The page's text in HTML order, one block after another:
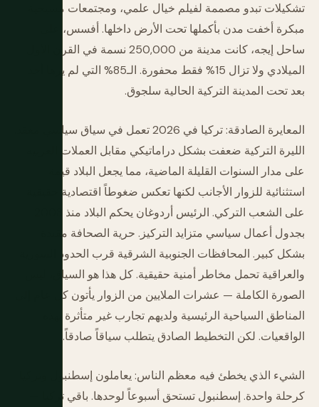
تشكيلات تبدو مصممة لفيلم خيال علمي، ومجتمعات مسيحية
مبكرة أخفت مدن بأكملها تحت الأرض داخلها. أفسس، على
ساحل إيجه، كانت مدينة من 250,000 نسمة في القرن الأول
الميلادي ولا تزال 15% فقط محفورة. الـ85% التي لم يرها أحد
بعد تحت المدينة التركية الحالية سلجوق.
المعايرة الصادقة: تركيا في 2026 تعمل في سياق سياسي معقد.
الليرة التركية ضعفت بشكل دراماتيكي مقابل العملات الغربية
على مدار السنوات القليلة الماضية، مما يجعل البلاد قيمة
استثنائية للزوار الأجانب لكنها تعكس ضغوطاً اقتصادية حقيقية
بجدول أعمال سياسي متزايد التركيز. حرية الصحافة مقيدة
بشكل كبير. المحافظات الجنوبية الشرقية قرب الحدود السورية
والعراقية تحمل مخاطر أمنية حقيقية. كل هذا هو السياق، ليس
الصورة الكاملة — عشرات الملايين من الزوار يأتون كل عام إلى
المناطق السياحية الرئيسية ولديهم تجارب غير متأثرة بهذه
الواقعيات. لكن التخطيط الصادق يتطلب سياقاً صادقاً.
الشيء الذي يخطئ فيه معظم الناس: يعاملون إسطنبول وتركيا
كرحلة واحدة. إسطنبول تستحق أسبوعاً لوحدها. باقي تركيا —